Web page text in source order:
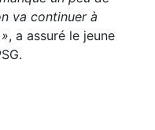
va continuer à
, a assuré le jeune